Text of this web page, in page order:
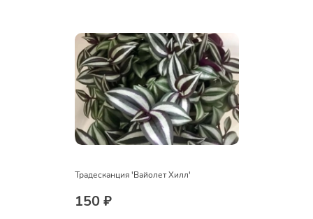
Традесканция 'Вайолет Хилл'
150 ₽